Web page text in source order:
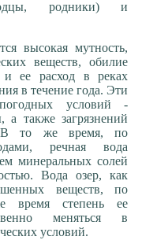
родники) и
высокая мутность,
веществ, обилие
и ее расход в реках
в течение года. Эти
условий -
а также загрязнений
В то же время, по
речная вода
минеральных солей
Вода озер, как
веществ, по
степень ее
меняться в
условий.